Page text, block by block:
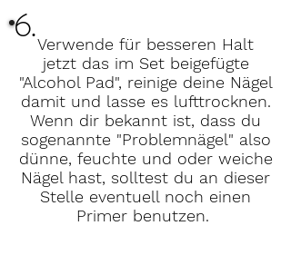
Verwende für besseren Halt
jetzt das im Set beigefügte
"Alcohol Pad", reinige deine Nägel
damit und lasse es lufttrocknen.
Wenn dir bekannt ist, dass du
sogenannte "Problemnägel" also
dünne, feuchte und oder weiche
Nägel hast, solltest du an dieser
Stelle eventuell noch einen
Primer benutzen.
6.